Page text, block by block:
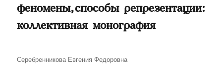
феномены, способы репрезентации:
коллективная монография
Автор
Серебренникова Евгения Федоровна